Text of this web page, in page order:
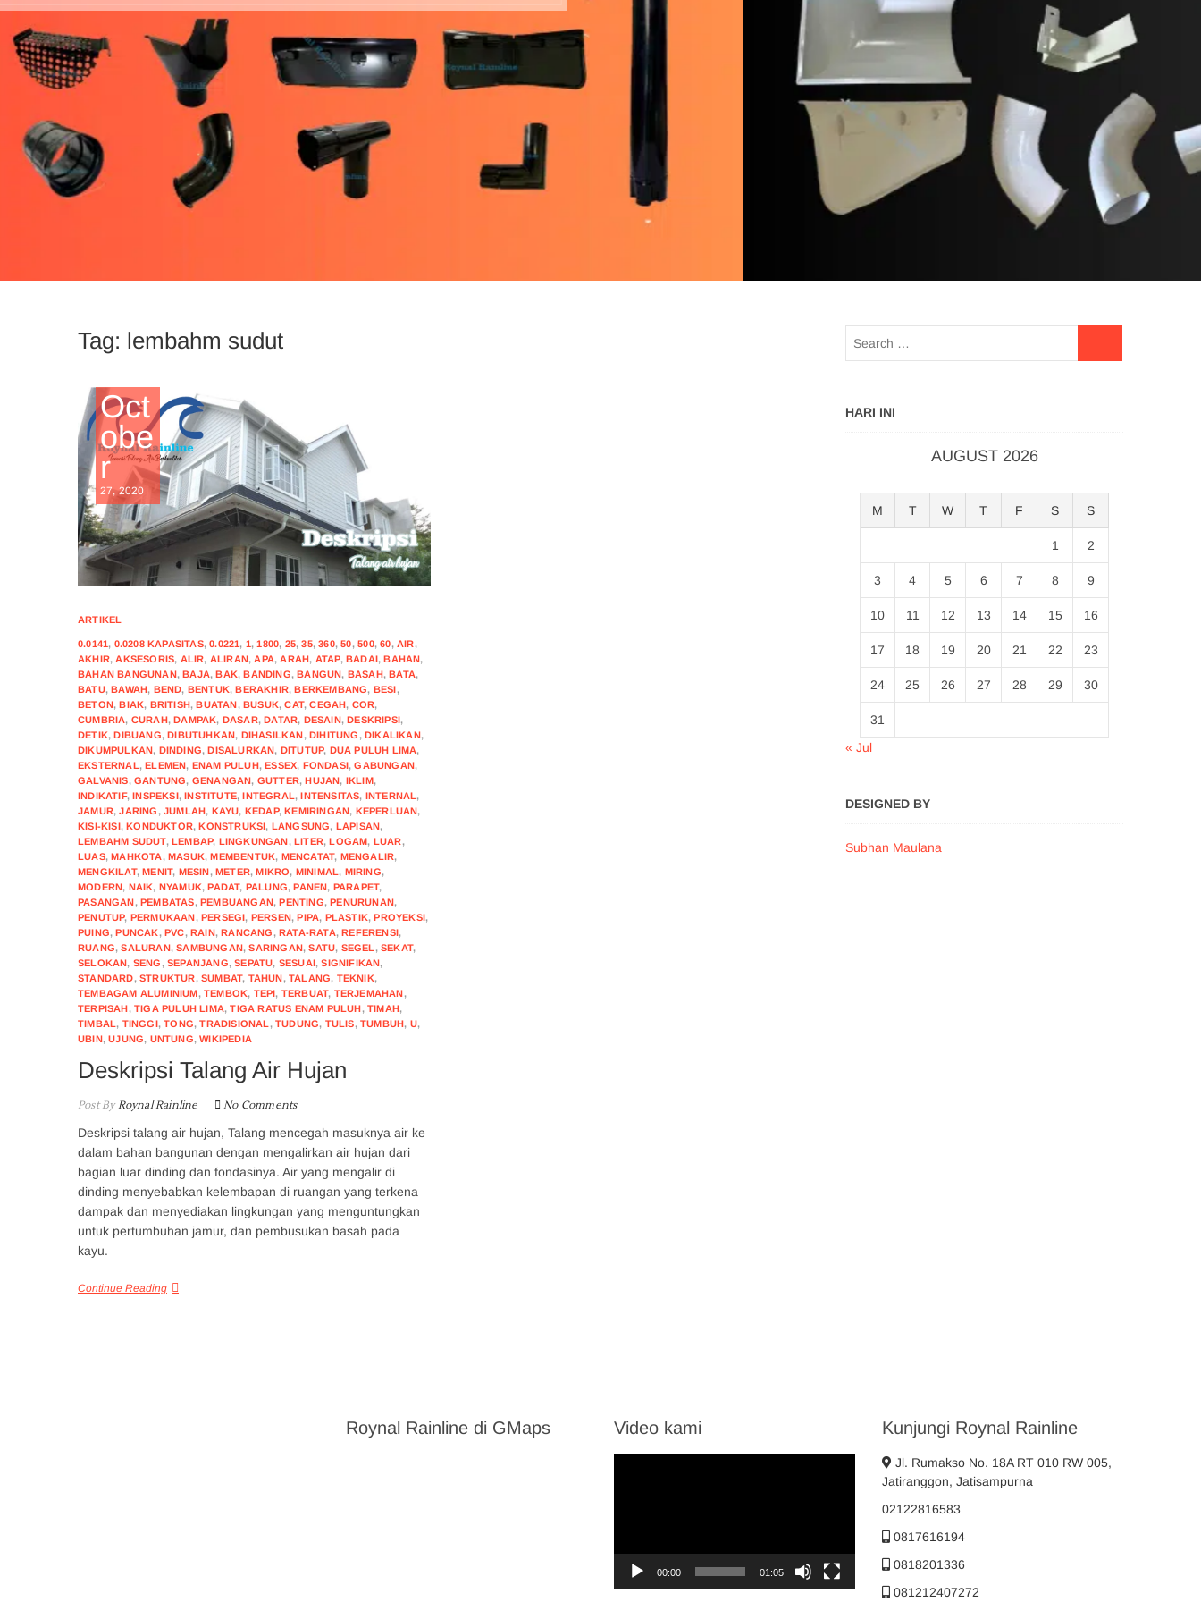
Tag: lembahm sudut
Oct
obe
r
27, 2020
ARTIKEL
0.0141, 0.0208 KAPASITAS,0.0221, 1,1800, 25,35,360,50,500,60, AIR,
AKHIR,AKSESORIS, ALIR, ALIRAN,APA,ARAH, ATAP, BADAI,BAHAN,
BAHAN BANGUNAN,BAJA,BAK,BANDING,BANGUN, BASAH,BATA,
BATU,BAWAH, BEND, BENTUK,BERAKHIR,BERKEMBANG, BESI,
BETON,BIAK, BRITISH,BUATAN,BUSUK,CAT,CEGAH, COR,
CUMBRIA, CURAH,DAMPAK, DASAR,DATAR, DESAIN,DESKRIPSI,
DETIK,DIBUANG,DIBUTUHKAN, DIHASILKAN,DIHITUNG ,DIKALIKAN,
DIKUMPULKAN, DINDING,DISALURKAN, DITUTUP, DUA PULUH LIMA,
EKSTERNAL,ELEMEN, ENAM PULUH,ESSEX, FONDASI,GABUNGAN,
GALVANIS,GANTUNG, GENANGAN, GUTTER,HUJAN, IKLIM,
INDIKATIF,INSPEKSI,INSTITUTE,INTEGRAL,INTENSITAS, INTERNAL,
JAMUR,JARING ,JUMLAH, KAYU, KEDAP,KEMIRINGAN, KEPERLUAN,
KISI-KISI,KONDUKTOR,KONSTRUKSI, LANGSUNG, LAPISAN,
LEMBAHM SUDUT,LEMBAP, LINGKUNGAN,LITER,LOGAM, LUAR,
LUAS,MAHKOTA,MASUK,MEMBENTUK, MENCATAT, MENGALIR,
MENGKILAT,MENIT, MESIN,METER,MIKRO, MINIMAL, MIRING,
MODERN, NAIK, NYAMUK,PADAT, PALUNG,PANEN, PARAPET,
PASANGAN,PEMBATAS,PEMBUANGAN,PENTING,PENURUNAN,
PENUTUP, PERMUKAAN,PERSEGI, PERSEN,PIPA, PLASTIK,PROYEKSI,
PUING,PUNCAK,PVC,RAIN,RANCANG ,RATA-RATA,REFERENSI,
RUANG,SALURAN,SAMBUNGAN,SARINGAN,SATU, SEGEL ,SEKAT,
SELOKAN, SENG ,SEPANJANG,SEPATU, SESUAI,SIGNIFIKAN,
STANDARD,STRUKTUR,SUMBAT, TAHUN,TALANG, TEKNIK,
TEMBAGAM ALUMINIUM,TEMBOK, TEPI, TERBUAT, TERJEMAHAN,
TERPISAH,TIGA PULUH LIMA,TIGA RATUS ENAM PULUH,TIMAH,
TIMBAL, TINGGI,TONG,TRADISIONAL ,TUDUNG, TULIS,TUMBUH, U,
UBIN,UJUNG, UNTUNG,WIKIPEDIA
Deskripsi Talang Air Hujan
Post ByRoynal Rainline No Comments
Deskripsi talang air hujan, Talang mencegah masuknya air ke
dalam bahan bangunan dengan mengalirkan air hujan dari
bagian luar dinding dan fondasinya. Air yang mengalir di
dinding menyebabkan kelembapan di ruangan yang terkena
dampak dan menyediakan lingkungan yang menguntungkan
untuk pertumbuhan jamur, dan pembusukan basah pada
kayu.
Continue Reading
HARI INI
AUGUST 2026
M T W T F S S
1 2
3 4 5 6 7 8 9
10 11 12 13 14 15 16
17 18 19 20 21 22 23
24 25 26 27 28 29 30
31
« Jul
DESIGNED BY
Subhan Maulana
Roynal Rainline di GMaps Video kami
00:00 01:05
Kunjungi Roynal Rainline
Jl. Rumakso No. 18A RT 010 RW 005,
Jatiranggon, Jatisampurna
02122816583
0817616194
0818201336
081212407272